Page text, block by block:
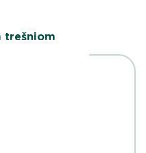
trešnjom